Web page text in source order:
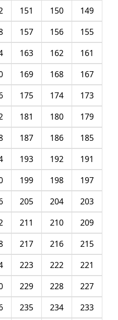
149
150
151
155
156
157
161
162
163
167
168
169
173
174
175
179
180
181
185
186
187
191
192
193
197
198
199
203
204
205
209
210
211
215
216
217
221
222
223
227
228
229
233
234
235